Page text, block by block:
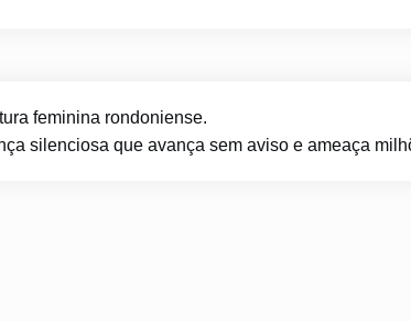
feminina rondoniense.
silenciosa que avança sem aviso e ameaça